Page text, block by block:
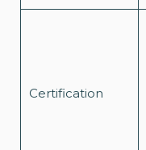
Certification